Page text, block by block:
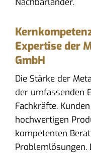
Expertise der
GmbH
Die Stärke der
der umfassenden
Fachkräfte.
hochwertigen
kompetenten
Problemlösungen.